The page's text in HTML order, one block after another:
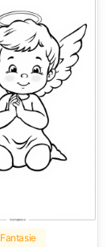
Fantasie